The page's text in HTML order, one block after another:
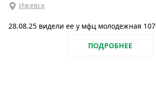
Ижевск
28.08.25 видели ее у мфц молодежная 107
ПОДРОБНЕЕ